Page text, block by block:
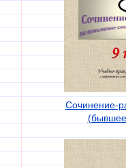
Сочинение-